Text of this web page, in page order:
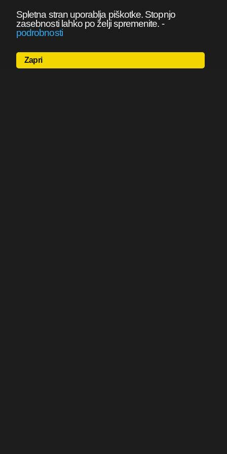
Spletna stran uporablja piškotke. Stopnjo
zasebnosti lahko po želji spremenite. -
podrobnosti
Zapri